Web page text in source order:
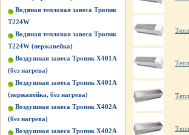
Водяная тепловая завеса Тропик
Т224W
Водяная тепловая завеса Тропик
Т224W (нержавейка)
Воздушная завеса Тропик X401А
(без нагрева)
Воздушная завеса Тропик X401А
(нержавейка, без нагрева)
Воздушная завеса Тропик X402А
(без нагрева)
Воздушная завеса Тропик X402А